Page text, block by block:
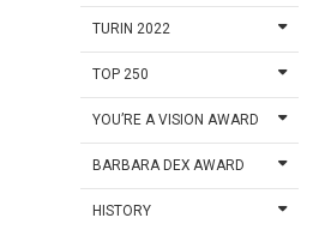
TURIN 2022
TOP 250
YOU’RE A VISION AWARD
BARBARA DEX AWARD
HISTORY